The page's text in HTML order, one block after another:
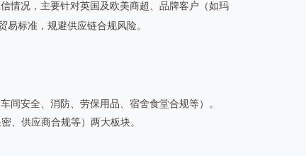
情况，主要针对英国及欧美商超、品牌客户（如玛
标准，规避供应链合规风险。
车间安全、消防、劳保用品、宿舍食堂合规等）。
、供应商合规等）两大板块。